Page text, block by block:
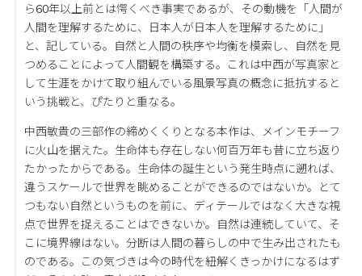
ら60年以上前とは愕くべき事実であるが、その動機を「人間が
人間を理解するために、日本人が日本人を理解するために」
と、記している。自然と人間の秩序や均衡を模索し、自然を見
つめることによって人間観を構築する。これは中西が写真家と
して生涯をかけて取り組んでいる風景写真の概念に抵抗すると
いう挑戦と、ぴたりと重なる。
中西敏貴の三部作の締めくくりとなる本作は、メインモチーフ
に火山を据えた。生命体も存在しない何百万年も昔に立ち返り
たかったからである。生命体の誕生という発生時点に遡れば、
違うスケールで世界を眺めることができるのではないか。とて
つもない自然というものを前に、ディテールではなく大きな視
点で世界を捉えることはできないか。自然は連続していて、そ
こに境界線はない。分断は人間の暮らしの中で生み出されたも
のである。この気づきは今の時代を紐解くきっかけになるはず